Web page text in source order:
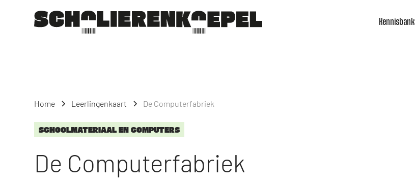
Kennisbank
Home Leerlingenkaart De Computerfabriek
SCHOOLMATERIAAL EN COMPUTERS
De Computerfabriek